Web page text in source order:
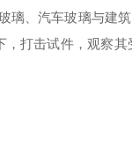
璃、汽车玻璃与建
打击试件，观察